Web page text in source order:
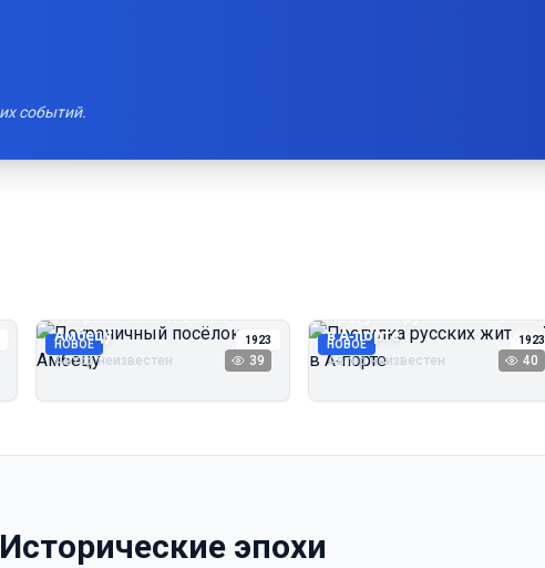
событий.
НОВОЕ 1923
Пограничный посёлок
Амбецу
Автор неизвестен 39
НОВОЕ 1923
Прогулка русских жителей
в А‑порте
Автор неизвестен 40
Исторические эпохи